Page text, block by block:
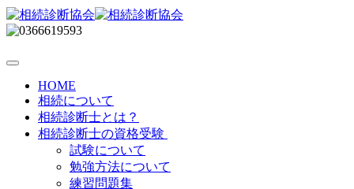
HOME
相続について
相続診断士とは？
相続診断士の資格受験
試験について
勉強方法について
練習問題集